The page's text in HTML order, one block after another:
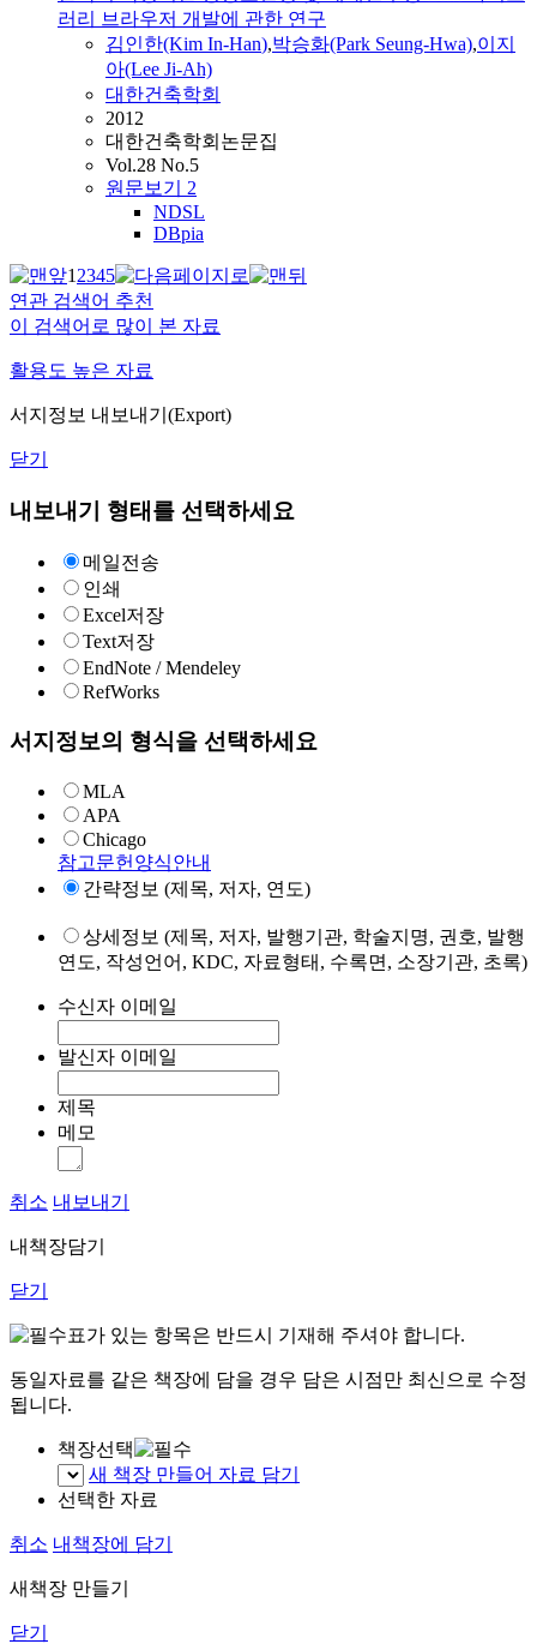
러리 브라우저 개발에 관한 연구
김인한(Kim In-Han),박승화(Park Seung-Hwa),이지
아(Lee Ji-Ah)
대한건축학회
2012
대한건축학회논문집
Vol.28 No.5
원문보기 2
NDSL
DBpia
12345
연관 검색어 추천
이 검색어로 많이 본 자료
활용도 높은 자료
서지정보 내보내기(Export)
닫기
내보내기 형태를 선택하세요
메일전송
인쇄
Excel저장
Text저장
EndNote / Mendeley
RefWorks
서지정보의 형식을 선택하세요
MLA
APA
Chicago
참고문헌양식안내
간략정보 (제목, 저자, 연도)
상세정보 (제목, 저자, 발행기관, 학술지명, 권호, 발행
연도, 작성언어, KDC, 자료형태, 수록면, 소장기관, 초록)
수신자 이메일
발신자 이메일
제목
메모
취소 내보내기
내책장담기
닫기
표가 있는 항목은 반드시 기재해 주셔야 합니다.
동일자료를 같은 책장에 담을 경우 담은 시점만 최신으로 수정
됩니다.
책장선택
새 책장 만들어 자료 담기
선택한 자료
취소 내책장에 담기
새책장 만들기
닫기